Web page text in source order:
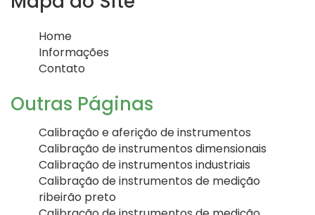
Home
Informações
Contato
Outras Páginas
Calibração e aferição de instrumentos
Calibração de instrumentos dimensionais
Calibração de instrumentos industriais
Calibração de instrumentos de medição
ribeirão preto